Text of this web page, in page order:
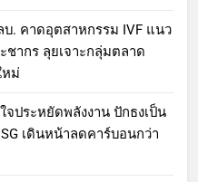
บ. คาดอุตสาหกรรม IVF แนว
ากร ลุยเจาะกลุ่มตลาด
หม่
จประหยัดพลังงาน ปักธงเป็น
เดินหน้าลดคาร์บอนกว่า